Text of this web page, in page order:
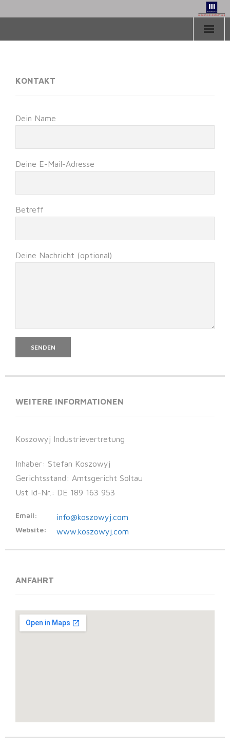
Downloads
Kontakt
KONTAKT
Dein Name
Deine E-Mail-Adresse
Betreff
Deine Nachricht (optional)
WEITERE INFORMATIONEN
Koszowyj Industrievertretung
Inhaber: Stefan Koszowyj
Gerichtsstand: Amtsgericht Soltau
Ust Id-Nr.: DE 189 163 953
Email: info@koszowyj.com
Website: www.koszowyj.com
ANFAHRT